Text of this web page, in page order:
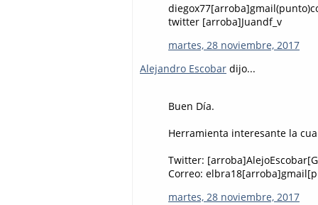
twitter [arroba]Juandf_v
martes, 28 noviembre, 2017
Alejandro Escobar dijo...
Buen Día.
Herramienta interesante la
Twitter:
Correo:
martes, 28 noviembre, 2017